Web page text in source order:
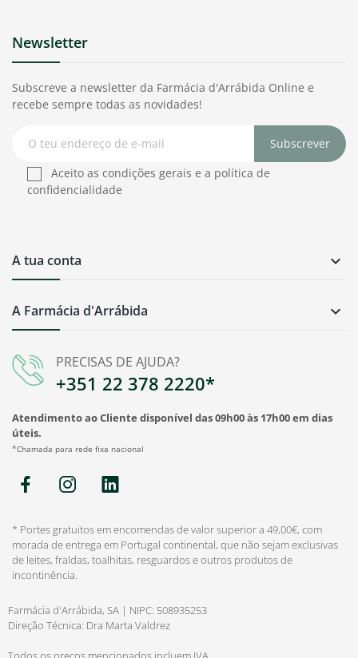
PRECISAS DE AJUDA?
+351 22 378 2220*
Atendimento ao Cliente disponível das 09h00 às 17h00 em dias
úteis.
*Chamada para rede fixa nacional
A Farmácia d'Arrábida 
A tua conta 
Newsletter
Subscreve a newsletter da Farmácia d'Arrábida Online e
recebe sempre todas as novidades!
Subscrever
Aceito as condições gerais e a política de
confidencialidade
* Portes gratuitos em encomendas de valor superior a 49,00€, com
morada de entrega em Portugal continental, que não sejam exclusivas
de leites, fraldas, toalhitas, resguardos e outros produtos de
incontinência.
Farmácia d'Arrábida, SA | NIPC: 508935253
Direção Técnica: Dra Marta Valdrez